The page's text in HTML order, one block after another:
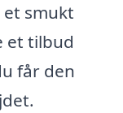
smukt
et tilbud
får den